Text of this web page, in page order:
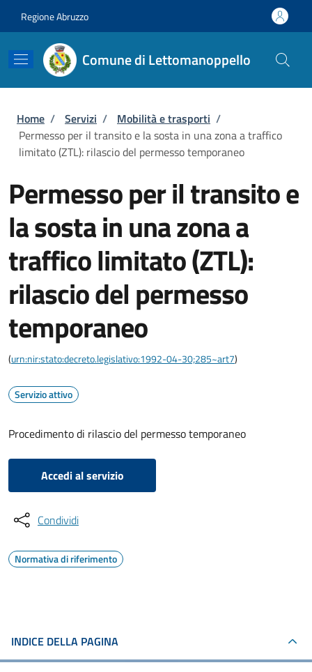
Regione Abruzzo
Comune di Lettomanoppello
Briciole di pane
Home / Servizi / Mobilità e trasporti /
Permesso per il transito e la sosta in una zona a traffico
limitato (ZTL): rilascio del permesso temporaneo
Permesso per il transito e
la sosta in una zona a
traffico limitato (ZTL):
rilascio del permesso
temporaneo
(urn:nir:stato:decreto.legislativo:1992-04-30;285~art7)
Servizio attivo
Procedimento di rilascio del permesso temporaneo
Accedi al servizio
Condividi
Normativa di riferimento
INDICE DELLA PAGINA